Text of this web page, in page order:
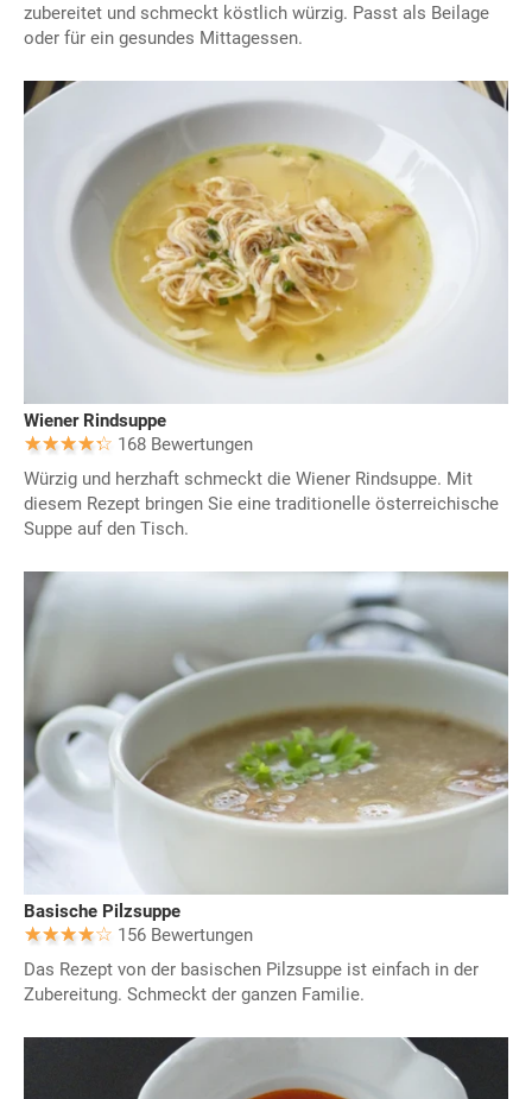
zubereitet und schmeckt köstlich würzig. Passt als Beilage
oder für ein gesundes Mittagessen.
Wiener Rindsuppe
168 Bewertungen
Würzig und herzhaft schmeckt die Wiener Rindsuppe. Mit
diesem Rezept bringen Sie eine traditionelle österreichische
Suppe auf den Tisch.
Basische Pilzsuppe
156 Bewertungen
Das Rezept von der basischen Pilzsuppe ist einfach in der
Zubereitung. Schmeckt der ganzen Familie.